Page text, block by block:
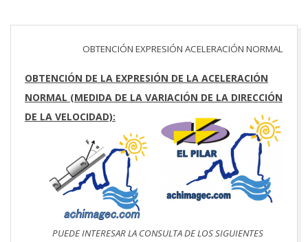
OBTENCIÓN EXPRESIÓN ACELERACIÓN NORMAL
OBTENCIÓN DE LA EXPRESIÓN DE LA ACELERACIÓN
NORMAL (MEDIDA DE LA VARIACIÓN DE LA DIRECCIÓN
DE LA VELOCIDAD):
PUEDE INTERESAR LA CONSULTA DE LOS SIGUIENTES